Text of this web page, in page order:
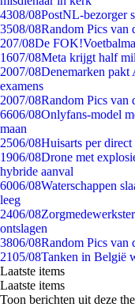
4308/08PostNL-bezorger
3508/08Random Pics van
207/08De
1607/08Meta krijgt half
2007/08Denemarken pakt
examens
2007/08Random Pics van
6606/08Onlyfans-model
maan
2506/08Huisarts per
1906/08Drone met
hybride aanval
6006/08Waterschappen
leeg
2406/08
ontslagen
3806/08Random Pics van
2105/08Tanken in België
Laatste items
Laatste items
Toon berichten uit deze